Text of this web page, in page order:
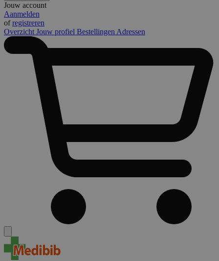
Jouw account
Aanmelden
ofregistreren
Overzicht Jouw profiel Bestellingen Adressen